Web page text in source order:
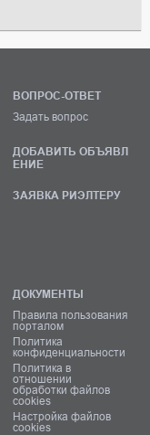
ВОПРОС-ОТВЕТ
Задать вопрос
ДОБАВИТЬ ОБЪЯВЛ
ЕНИЕ
ЗАЯВКА РИЭЛТЕРУ
ДОКУМЕНТЫ
Правила пользования
порталом
Политика
конфиденциальности
Политика в
отношении
обработки файлов
cookies
Настройка файлов
cookies